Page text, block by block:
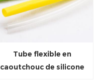
Tube flexible en
caoutchouc de silicone